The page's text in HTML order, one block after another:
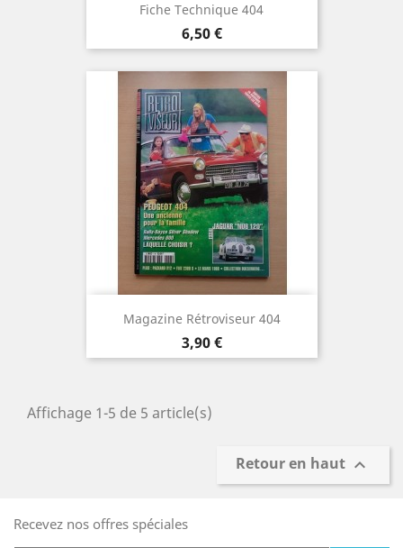
Fiche Technique 404
Prix
6,50 €
Magazine Rétroviseur 404
Prix
3,90 €
Affichage 1-5 de 5 article(s)
Retour en haut 
Recevez nos offres spéciales